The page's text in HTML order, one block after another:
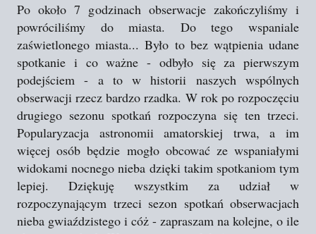
Po około 7 godzinach obserwacje zakończyliśmy i
powróciliśmy do miasta. Do tego wspaniale
zaświetlonego miasta... Było to bez wątpienia udane
spotkanie i co ważne - odbyło się za pierwszym
podejściem - a to w historii naszych wspólnych
obserwacji rzecz bardzo rzadka. W rok po rozpoczęciu
drugiego sezonu spotkań rozpoczyna się ten trzeci.
Popularyzacja astronomii amatorskiej trwa, a im
więcej osób będzie mogło obcować ze wspaniałymi
widokami nocnego nieba dzięki takim spotkaniom tym
lepiej. Dziękuję wszystkim za udział w
rozpoczynającym trzeci sezon spotkań obserwacjach
nieba gwiaździstego i cóż - zapraszam na kolejne, o ile